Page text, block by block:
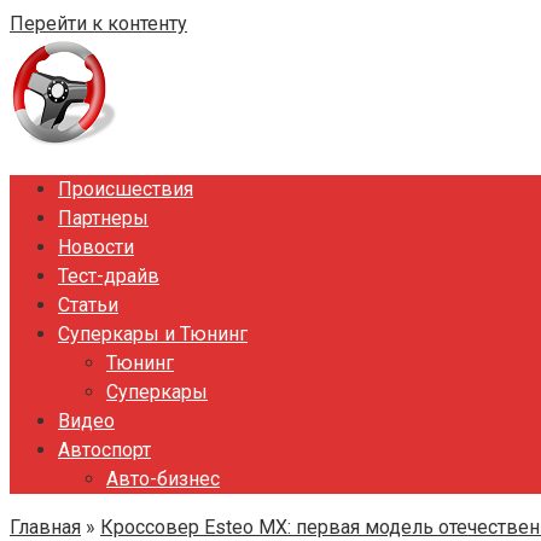
Перейти к контенту
Происшествия
Партнеры
Новости
Тест-драйв
Статьи
Суперкары и Тюнинг
Тюнинг
Суперкары
Видео
Автоспорт
Авто-бизнес
Главная » Кроссовер Esteo MX: первая модель